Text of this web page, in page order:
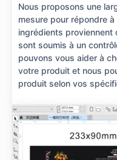
Nous proposons une
mesure pour répondre
ingrédients proviennent
sont soumis à un
pouvons vous aider à
votre produit et nous
produit selon vos